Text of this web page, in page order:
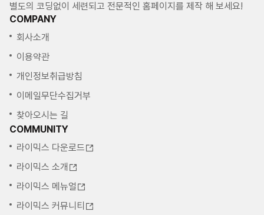
별도의 코딩없이 세련되고 전문적인 홈페이지를 제작 해 보세요!
COMPANY
회사소개
이용약관
개인정보취급방침
이메일무단수집거부
찾아오시는 길
COMMUNITY
라이믹스 다운로드
라이믹스 소개
라이믹스 메뉴얼
라이믹스 커뮤니티